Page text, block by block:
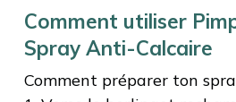
Comment utiliser
Spray Anti-Calcaire
Comment préparer ton